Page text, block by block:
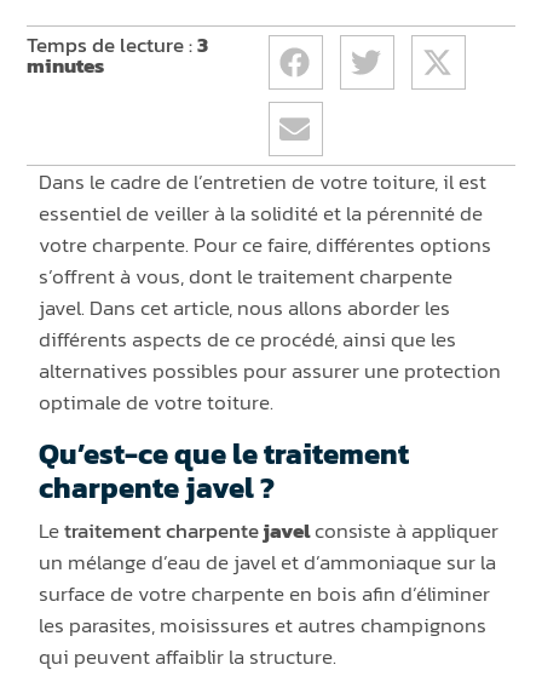
Temps de lecture :3
minutes
Dans le cadre de l’entretien de votre toiture, il est
essentiel de veiller à la solidité et la pérennité de
votre charpente. Pour ce faire, différentes options
s’offrent à vous, dont le traitement charpente
javel. Dans cet article, nous allons aborder les
différents aspects de ce procédé, ainsi que les
alternatives possibles pour assurer une protection
optimale de votre toiture.
Qu’est-ce que le traitement
charpente javel ?
Letraitement charpentejavelconsiste à appliquer
un mélange d’eau de javel et d’ammoniaque sur la
surface de votre charpente en bois afin d’éliminer
les parasites, moisissures et autres champignons
qui peuvent affaiblir la structure.